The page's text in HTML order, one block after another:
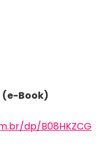
(e-Book)
dp/B08HKZCG